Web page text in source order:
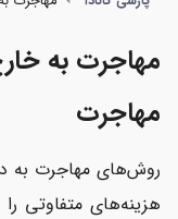
راه های مهاجرت - انواع
دلایل کلیدی محبوبیت
مهاجرت از طریق سرمایه
مهاجرت به
مهاجرت
روش‌های مهاجرت به
هزینه‌های متفاوتی